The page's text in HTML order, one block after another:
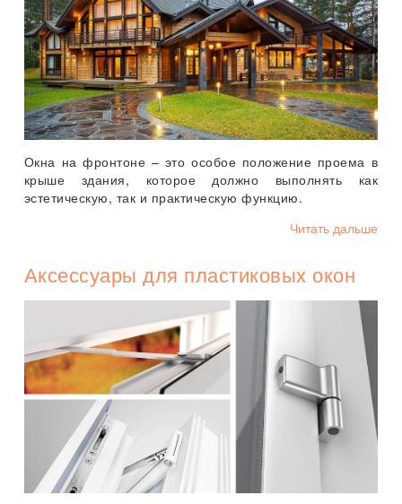
Окна на фронтоне – это особое положение проема в
крыше здания, которое должно выполнять как
эстетическую, так и практическую функцию.
Читать дальше
Аксессуары для пластиковых окон